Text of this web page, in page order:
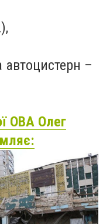
автоцистерн –
ОВА Олег